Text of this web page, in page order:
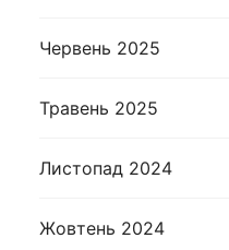
Червень 2025
Травень 2025
Листопад 2024
Жовтень 2024